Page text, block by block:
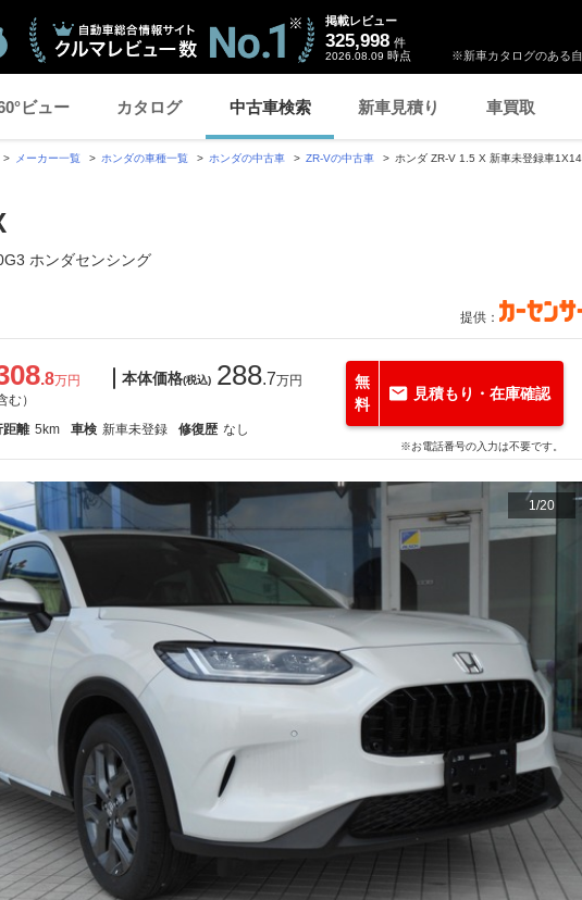
※新車カタログのある
掲載レビュー
325,998 件
2026.08.09 時点
ビュー カタログ 中古車検索 新車見積り 車買取
メーカー一覧 ホンダの車種一覧 ホンダの中古車 ZR-Vの中古車 ホンダ ZR-V 1.5 X 新車未登録車
ホンダセンシング
提供：
.8万円
む）
本体価格(税込) 288.7万円
距離 5km 車検 新車未登録 修復歴 なし
無
料
見積もり・在庫確認
※お電話番号の入力は不要です。
1/20